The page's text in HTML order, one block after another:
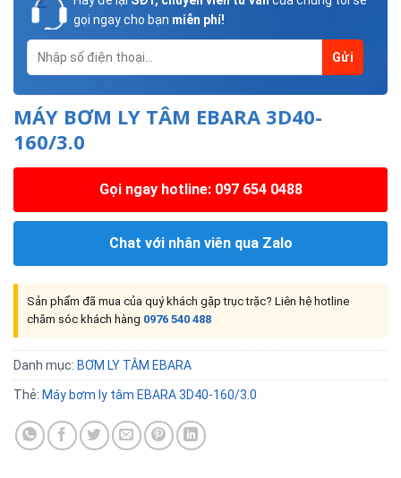
gọi ngay cho bạn miễn phí!
MÁY BƠM LY TÂM EBARA 3D40-
160/3.0
Gọi ngay hotline: 097 654 0488
Chat với nhân viên qua Zalo
Sản phẩm đã mua của quý khách gặp trục trặc? Liên hệ hotline
chăm sóc khách hàng 0976 540 488
Danh mục: BƠM LY TÂM EBARA
Thẻ: Máy bơm ly tâm EBARA 3D40-160/3.0